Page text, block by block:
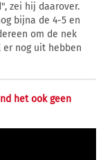
zei hij daarover.
bijna de 4-5 en
om de nek
nog uit hebben
het ook geen